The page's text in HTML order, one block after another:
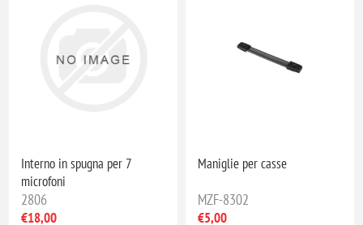
Interno in spugna per 7
microfoni
2806
€18,00
Maniglie per casse
MZF-8302
€5,00